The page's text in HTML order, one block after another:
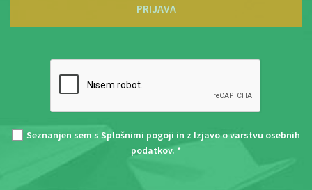
PRIJAVA
Seznanjen sem s Splošnimi pogoji in z Izjavo o varstvu osebnih
podatkov. *